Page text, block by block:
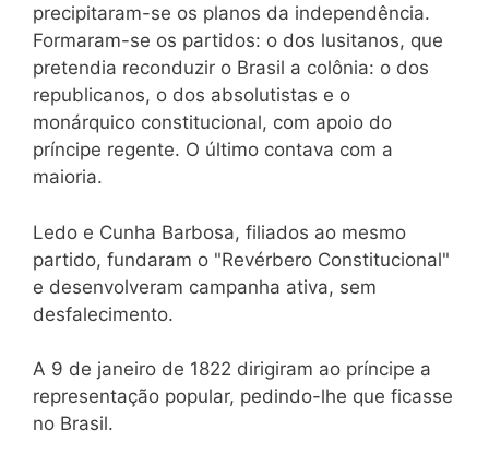
precipitaram-se os planos da independência.
Formaram-se os partidos: o dos lusitanos, que
pretendia reconduzir o Brasil a colônia: o dos
republicanos, o dos absolutistas e o
monárquico constitucional, com apoio do
príncipe regente. O último contava com a
maioria.
Ledo e Cunha Barbosa, filiados ao mesmo
partido, fundaram o "Revérbero Constitucional"
e desenvolveram campanha ativa, sem
desfalecimento.
A 9 de janeiro de 1822 dirigiram ao príncipe a
representação popular, pedindo-lhe que ficasse
no Brasil.